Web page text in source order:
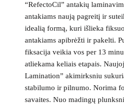
“RefectoCil” antakių
antakiams naują pagreitį ir
idealią formą, kuri išlieka
antakiams apibrėžti ir pakelti.
fiksacija veikia vos per 13
atliekama keliais etapais.
Lamination” akimirksniu
stabilumo ir pilnumo. Norima
savaites. Nuo madingų